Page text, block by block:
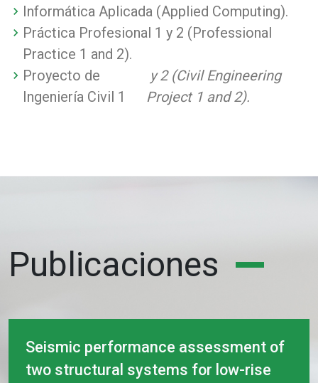
Informática Aplicada (Applied Computing).
Práctica Profesional 1 y 2 (Professional
Practice 1 and 2).
Proyecto de
Ingeniería Civil 1
y 2 (Civil Engineering
Project 1 and 2).
Publicaciones
Seismic performance assessment of
two structural systems for low-rise